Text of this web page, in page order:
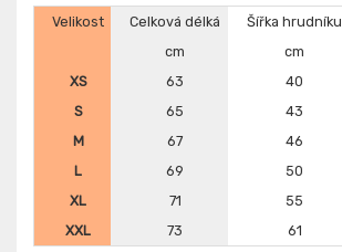
Velikost Celková délká Šířka hrudníku
cm
cm
XS
63 40
S
65 43
M
67 46
L
69 50
XL
71 55
XXL
73 61